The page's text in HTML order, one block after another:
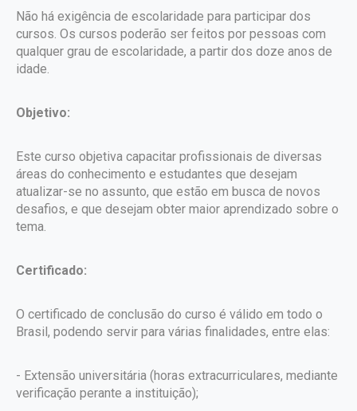
Não há exigência de escolaridade para participar dos
cursos. Os cursos poderão ser feitos por pessoas com
qualquer grau de escolaridade, a partir dos doze anos de
idade.
Objetivo:
Este curso objetiva capacitar profissionais de diversas
áreas do conhecimento e estudantes que desejam
atualizar-se no assunto, que estão em busca de novos
desafios, e que desejam obter maior aprendizado sobre o
tema.
Certificado:
O certificado de conclusão do curso é válido em todo o
Brasil, podendo servir para várias finalidades, entre elas:
- Extensão universitária (horas extracurriculares, mediante
verificação perante a instituição);